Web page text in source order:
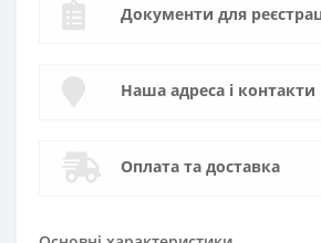
Документи для
Наша адреса і контакти
Оплата та доставка